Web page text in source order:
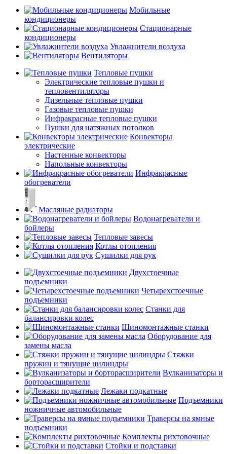
Мобильные
кондиционеры
Стационарные
кондиционеры
Увлажнители воздуха
Вентиляторы
Тепловые пушки
Электрические тепловые пушки и
тепловентиляторы
Дизельные тепловые пушки
Газовые тепловые пушки
Инфракрасные тепловые пушки
Пушки для натяжных потолков
Конвекторы
электрические
Настенные конвекторы
Напольные конвекторы
Инфракрасные
обогреватели
Масляные радиаторы
Водонагреватели и
бойлеры
Тепловые завесы
Котлы отопления
Сушилки для рук
Двухстоечные
подъемники
Четырехстоечные
подъемники
Станки для
балансировки колес
Шиномонтажные станки
Оборудование для
замены масла
Стяжки
пружин и тянущие цилиндры
Вулканизаторы и
борторасширители
Лежаки подкатные
Подъемники
ножничные автомобильные
Траверсы на ямные
подъемники
Комплекты рихтовочные
Стойки и подставки